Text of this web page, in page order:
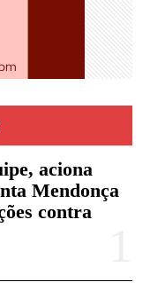
aciona
Mendonça
contra